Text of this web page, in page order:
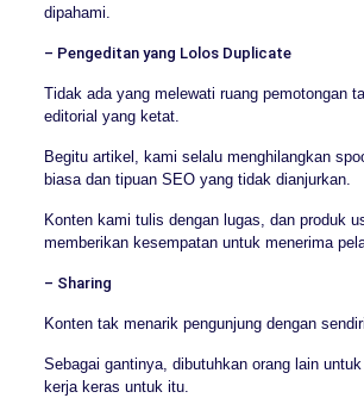
dipahami.
– Pengeditan yang Lolos Duplicate
Tidak ada yang melewati ruang pemotongan
editorial yang ketat.
Begitu artikel, kami selalu menghilangkan
biasa dan tipuan SEO yang tidak dianjurkan.
Konten kami tulis dengan lugas, dan produk
memberikan kesempatan untuk menerima
– Sharing
Konten tak menarik pengunjung dengan
Sebagai gantinya, dibutuhkan orang lain
kerja keras untuk itu.